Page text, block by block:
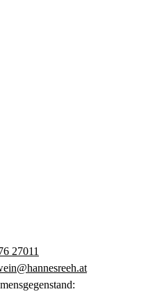
27011